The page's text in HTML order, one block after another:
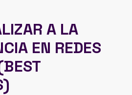
A LA
EN REDES